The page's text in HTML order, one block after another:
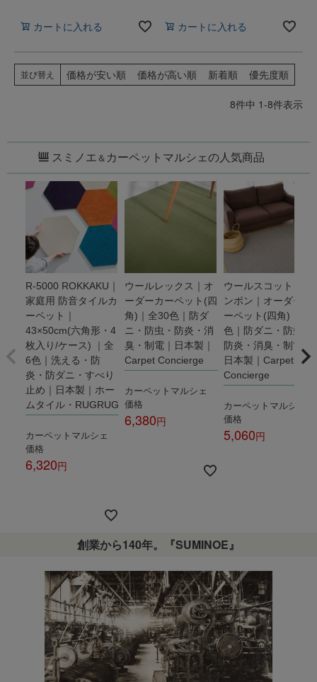
カートに入れる
カートに入れる
並び替え 価格が安い順 価格が高い順 新着順 優先度順
8件中 1-8件表示
スミノエ＆ カーペットマルシェの人気商品
R-5000 ROKKAKU｜
家庭用 防音タイルカ
ーペット｜
43×50cm(六角形・4
枚入り/ケース) ｜全
6色｜洗える・防
炎・防ダニ・すべり
止め｜日本製｜ホー
ムタイル・RUGRUG
カーペットマルシェ
価格
6,320
ウールレックス｜オ
ーダーカーペット(四
角)｜全30色｜防ダ
ニ・防虫・防炎・消
臭・制電｜日本製｜
Carpet Concierge
カーペットマルシェ
価格
6,380
ウールスコット ヘリ
ンボン｜オーダーカ
ーペット(四角)｜全3
色｜防ダニ・防虫・
防炎・消臭・制電｜
日本製｜Carpet
Concierge
カーペットマルシェ
価格
5,060
創業から140年。『SUMINOE』